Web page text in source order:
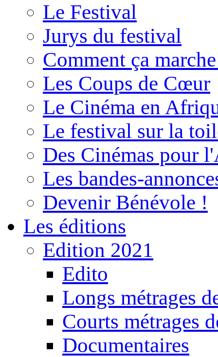
Le Festival
Jurys du festival
Comment ça
Les Coups de Cœur
Le Cinéma en
Le festival sur la
Des Cinémas pour
Les bandes-
Devenir Bénévole !
Les éditions
Edition 2021
Edito
Longs métrages
Courts métrages
Documentaires